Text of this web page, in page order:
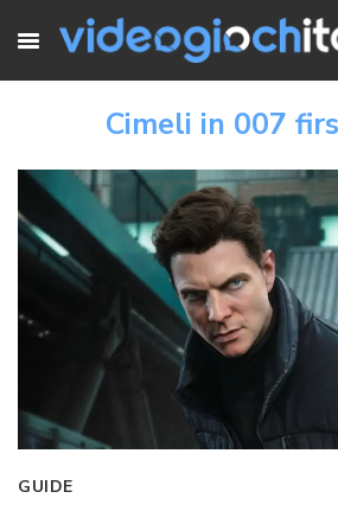
Cimeli in 007
GUIDE